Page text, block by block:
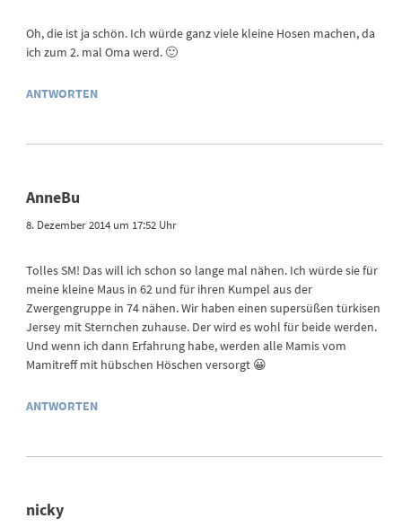
Oh, die ist ja schön. Ich würde ganz viele kleine Hosen machen, da
ich zum 2. mal Oma werd. 🙂
ANTWORTEN
AnneBu
8. Dezember 2014 um 17:52 Uhr
Tolles SM! Das will ich schon so lange mal nähen. Ich würde sie für
meine kleine Maus in 62 und für ihren Kumpel aus der
Zwergengruppe in 74 nähen. Wir haben einen supersüßen türkisen
Jersey mit Sternchen zuhause. Der wird es wohl für beide werden.
Und wenn ich dann Erfahrung habe, werden alle Mamis vom
Mamitreff mit hübschen Höschen versorgt 😀
ANTWORTEN
nicky